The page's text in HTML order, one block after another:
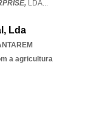
LDA...
Lda
a agricultura